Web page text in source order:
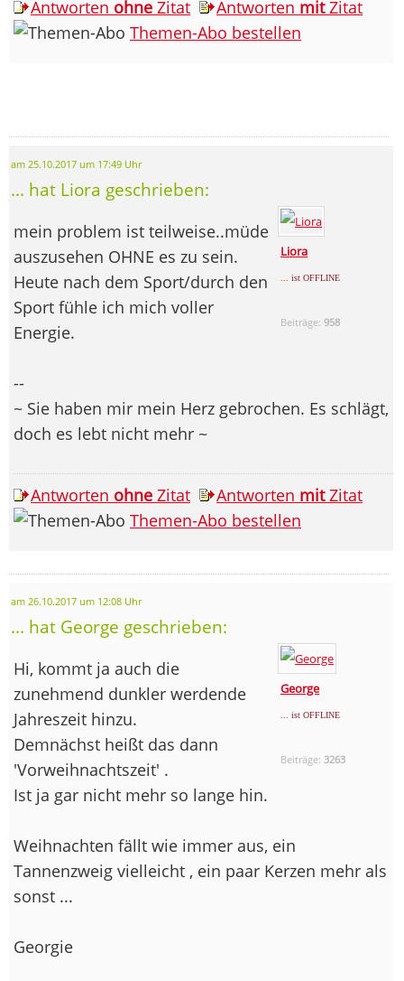
Antworten ohne Zitat Antworten mitZitat
Themen-Abo bestellen
am 25.10.2017 um 17:49 Uhr
... hat Liora geschrieben:
Liora
... ist OFFLINE
Beiträge:958
mein problem ist teilweise..müde
auszusehen OHNE es zu sein.
Heute nach dem Sport/durch den
Sport fühle ich mich voller
Energie.
--
~ Sie haben mir mein Herz gebrochen. Es schlägt,
doch es lebt nicht mehr ~
Antworten ohne Zitat Antworten mitZitat
Themen-Abo bestellen
am 26.10.2017 um 12:08 Uhr
... hat George geschrieben:
George
... ist OFFLINE
Beiträge:3263
Hi, kommt ja auch die
zunehmend dunkler werdende
Jahreszeit hinzu.
Demnächst heißt das dann
'Vorweihnachtszeit' .
Ist ja gar nicht mehr so lange hin.
Weihnachten fällt wie immer aus, ein
Tannenzweig vielleicht , ein paar Kerzen mehr als
sonst ...
Georgie